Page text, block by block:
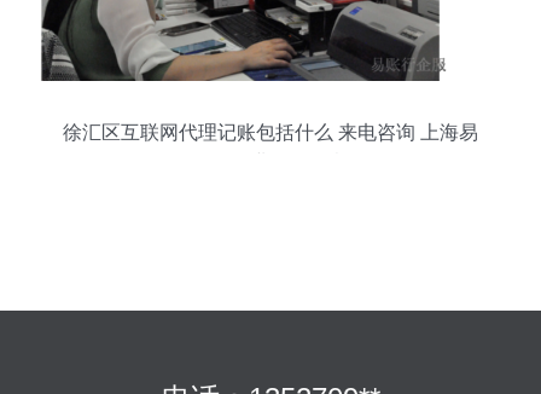
徐汇区互联网代理记账包括什么 来电咨询 上海易